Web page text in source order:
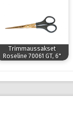
Trimmaussakset
Roseline 70061 GT, 6"